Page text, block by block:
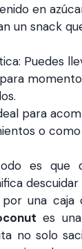
en
un snack
Puedes
para
o como
es que
por una caja
es
no solo